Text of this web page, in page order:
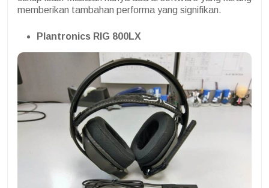
memberikan tambahan performa yang signifikan.
Plantronics RIG 800LX